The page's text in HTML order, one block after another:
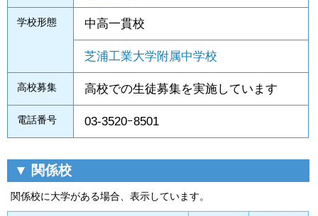
学校形態 中高一貫校
芝浦工業大学附属中学校
高校募集 高校での生徒募集を実施しています
電話番号 03-3520ｰ8501
▼ 関係校
関係校に大学がある場合、表示しています。